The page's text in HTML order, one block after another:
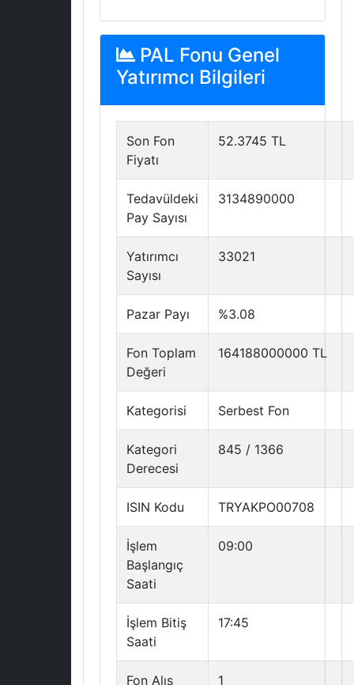
PAL Fonu Genel
Yatırımcı Bilgileri
Son Fon
Fiyatı
52.3745 TL
Tedavüldeki
Pay Sayısı
3134890000
Yatırımcı
Sayısı
33021
Pazar Payı %3.08
Fon Toplam
Değeri
164188000000 TL
Kategorisi Serbest Fon
Kategori
Derecesi
845 / 1366
ISIN Kodu TRYAKPO00708
İşlem
Başlangıç
Saati
09:00
İşlem Bitiş
Saati
17:45
Fon Alış
1